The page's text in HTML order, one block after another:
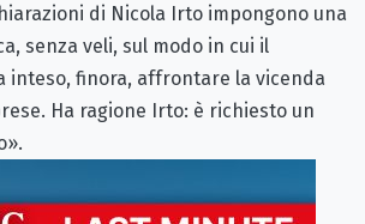
di Nicola Irto impongono una
senza veli, sul modo in cui il
inteso, finora, affrontare la vicenda
Ha ragione Irto: è richiesto un